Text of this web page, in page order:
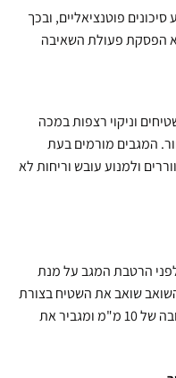
פוטנציאליים, ובכך
הפסקת פעולת השאיבה
לשאיבת שטיחים וניקוי רצפות במכה
המגבים מורמים בעת
ולמנוע עובש וריחות לא
הרטבת המגב על מנת
שואב את השטיח בצורת
שתי וערב (זיגזג) ולבסוף המגב מורם לגובה של 10 מ"מ ומגביר את